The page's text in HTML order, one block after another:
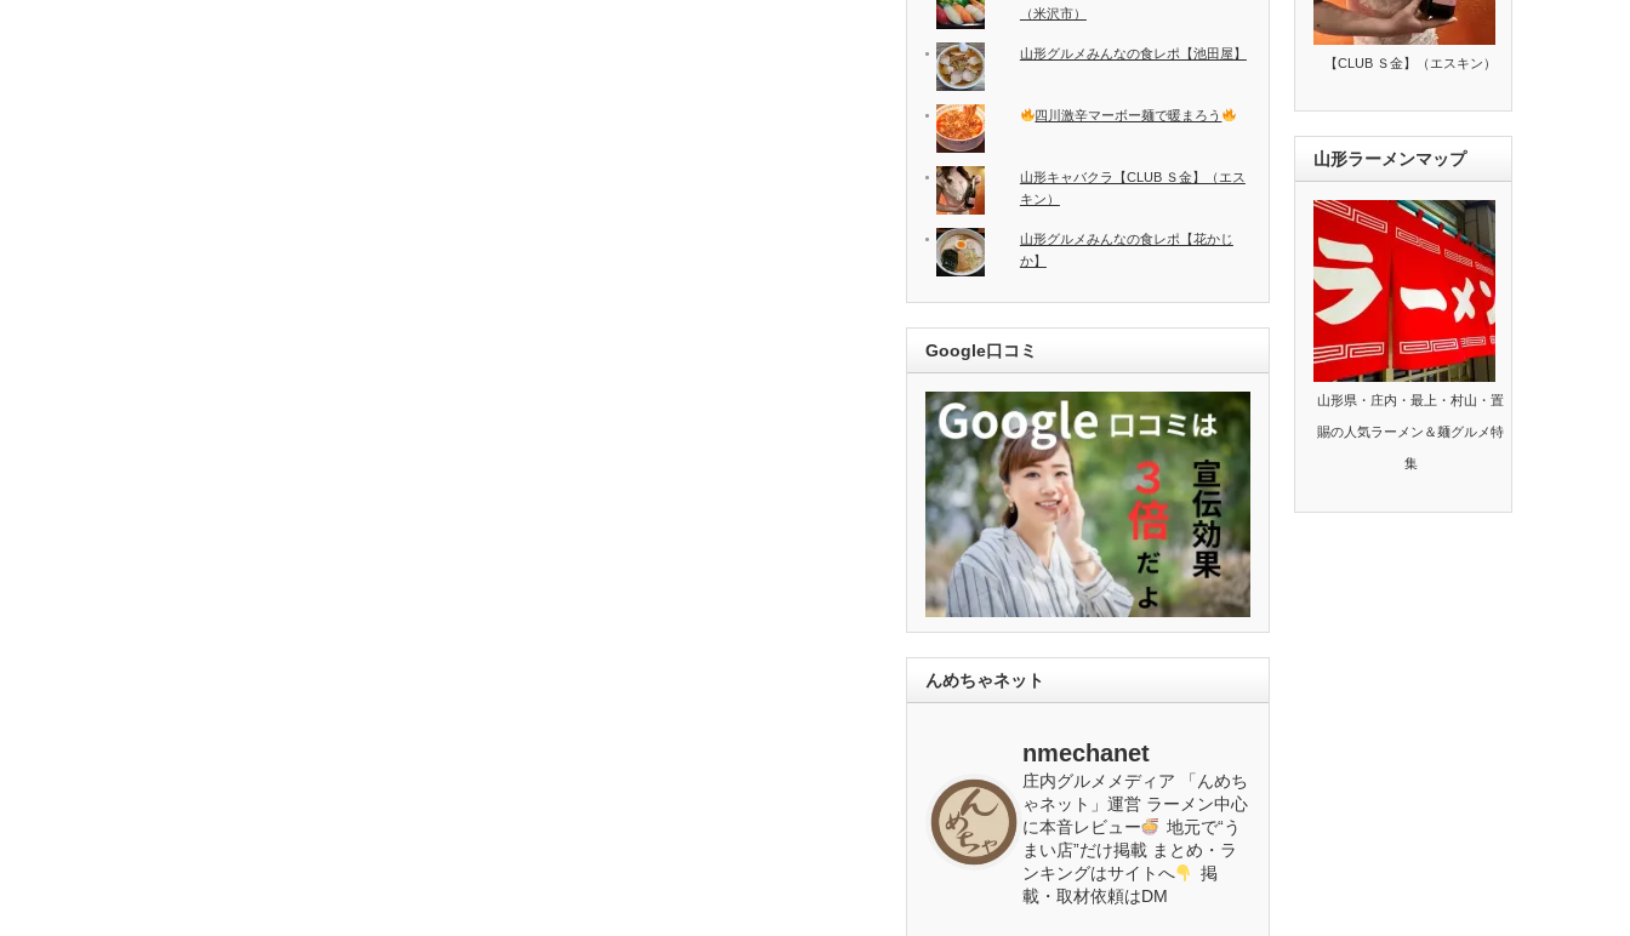
（米沢市）
山形グルメみんなの食レポ【池田屋】
四川激辛マーボー麺で暖まろう
山形キャバクラ【CLUB Ｓ金】（エス
キン）
山形グルメみんなの食レポ【花かじ
か】
Google口コミ
んめちゃネット
nmechanet
庄内グルメメディア 「んめち
ゃネット」運営 ラーメン中心
に本音レビュー
地元で“う
まい店”だけ掲載 まとめ・ラ
ンキングはサイトへ
掲
載・取材依頼はDM
【CLUB Ｓ金】（エスキン）
山形ラーメンマップ
山形県・庄内・最上・村山・置
賜の人気ラーメン＆麺グルメ特
集